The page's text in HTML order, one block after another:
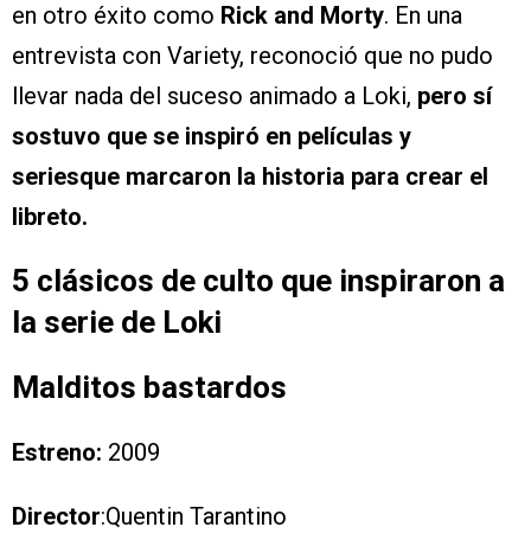
en otro éxito como Rick and Morty. En una
entrevista con Variety, reconoció que no pudo
llevar nada del suceso animado a Loki, pero sí
sostuvo que se inspiró en películas y
seriesque marcaron la historia para crear el
libreto.
5 clásicos de culto que inspiraron a
la serie de Loki
Malditos bastardos
Estreno: 2009
Director:Quentin Tarantino